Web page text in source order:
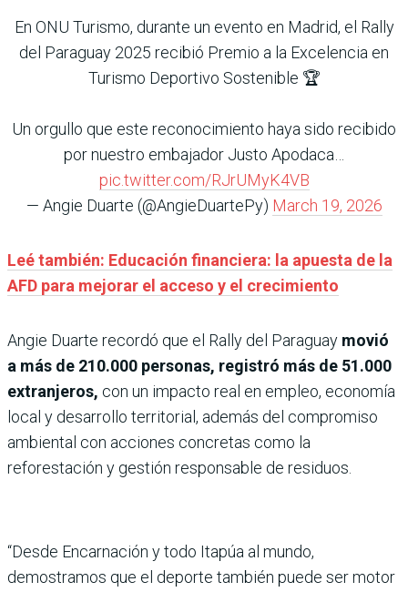
En ONU Turismo, durante un evento en Madrid, el Rally
del Paraguay 2025 recibió Premio a la Excelencia en
Turismo Deportivo Sostenible 🏆
Un orgullo que este reconocimiento haya sido recibido
por nuestro embajador Justo Apodaca…
pic.twitter.com/RJrUMyK4VB
— Angie Duarte (@AngieDuartePy) March 19, 2026
Leé también: Educación financiera: la apuesta de la
AFD para mejorar el acceso y el crecimiento
Angie Duarte recordó que el Rally del Paraguay movió
a más de 210.000 personas, registró más de 51.000
extranjeros, con un impacto real en empleo, economía
local y desarrollo territorial, además del compromiso
ambiental con acciones concretas como la
reforestación y gestión responsable de residuos.
“Desde Encarnación y todo Itapúa al mundo,
demostramos que el deporte también puede ser motor